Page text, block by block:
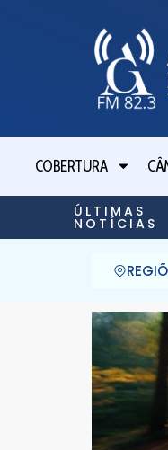
COBERTURA
ÚLTIMAS
NOTÍCIAS